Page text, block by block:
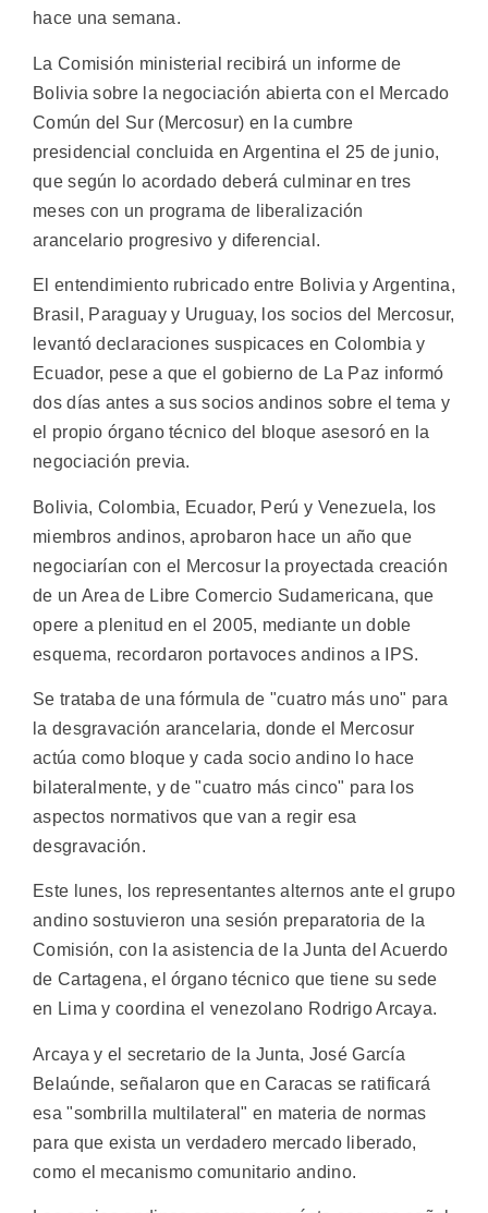
hace una semana.
La Comisión ministerial recibirá un informe de
Bolivia sobre la negociación abierta con el Mercado
Común del Sur (Mercosur) en la cumbre
presidencial concluida en Argentina el 25 de junio,
que según lo acordado deberá culminar en tres
meses con un programa de liberalización
arancelario progresivo y diferencial.
El entendimiento rubricado entre Bolivia y Argentina,
Brasil, Paraguay y Uruguay, los socios del Mercosur,
levantó declaraciones suspicaces en Colombia y
Ecuador, pese a que el gobierno de La Paz informó
dos días antes a sus socios andinos sobre el tema y
el propio órgano técnico del bloque asesoró en la
negociación previa.
Bolivia, Colombia, Ecuador, Perú y Venezuela, los
miembros andinos, aprobaron hace un año que
negociarían con el Mercosur la proyectada creación
de un Area de Libre Comercio Sudamericana, que
opere a plenitud en el 2005, mediante un doble
esquema, recordaron portavoces andinos a IPS.
Se trataba de una fórmula de "cuatro más uno" para
la desgravación arancelaria, donde el Mercosur
actúa como bloque y cada socio andino lo hace
bilateralmente, y de "cuatro más cinco" para los
aspectos normativos que van a regir esa
desgravación.
Este lunes, los representantes alternos ante el grupo
andino sostuvieron una sesión preparatoria de la
Comisión, con la asistencia de la Junta del Acuerdo
de Cartagena, el órgano técnico que tiene su sede
en Lima y coordina el venezolano Rodrigo Arcaya.
Arcaya y el secretario de la Junta, José García
Belaúnde, señalaron que en Caracas se ratificará
esa "sombrilla multilateral" en materia de normas
para que exista un verdadero mercado liberado,
como el mecanismo comunitario andino.